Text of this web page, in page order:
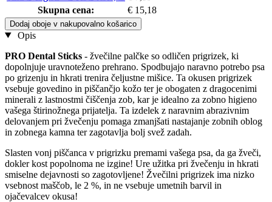
Skupna cena:
€ 15,18
Dodaj oboje v nakupovalno košarico
Opis
PRO Dental Sticks - žvečilne palčke so odličen prigrizek, ki
dopolnjuje uravnoteženo prehrano. Spodbujajo naravno potrebo psa
po grizenju in hkrati trenira čeljustne mišice. Ta okusen prigrizek
vsebuje govedino in piščančjo kožo ter je obogaten z dragocenimi
minerali z lastnostmi čiščenja zob, kar je idealno za zobno higieno
vašega štirinožnega prijatelja. Ta izdelek z naravnim abrazivnim
delovanjem pri žvečenju pomaga zmanjšati nastajanje zobnih oblog
in zobnega kamna ter zagotavlja bolj svež zadah.
Slasten vonj piščanca v prigrizku premami vašega psa, da ga žveči,
dokler kost popolnoma ne izgine! Ure užitka pri žvečenju in hkrati
smiselne dejavnosti so zagotovljene! Žvečilni prigrizek ima nizko
vsebnost maščob, le 2 %, in ne vsebuje umetnih barvil in
ojačevalcev okusa!